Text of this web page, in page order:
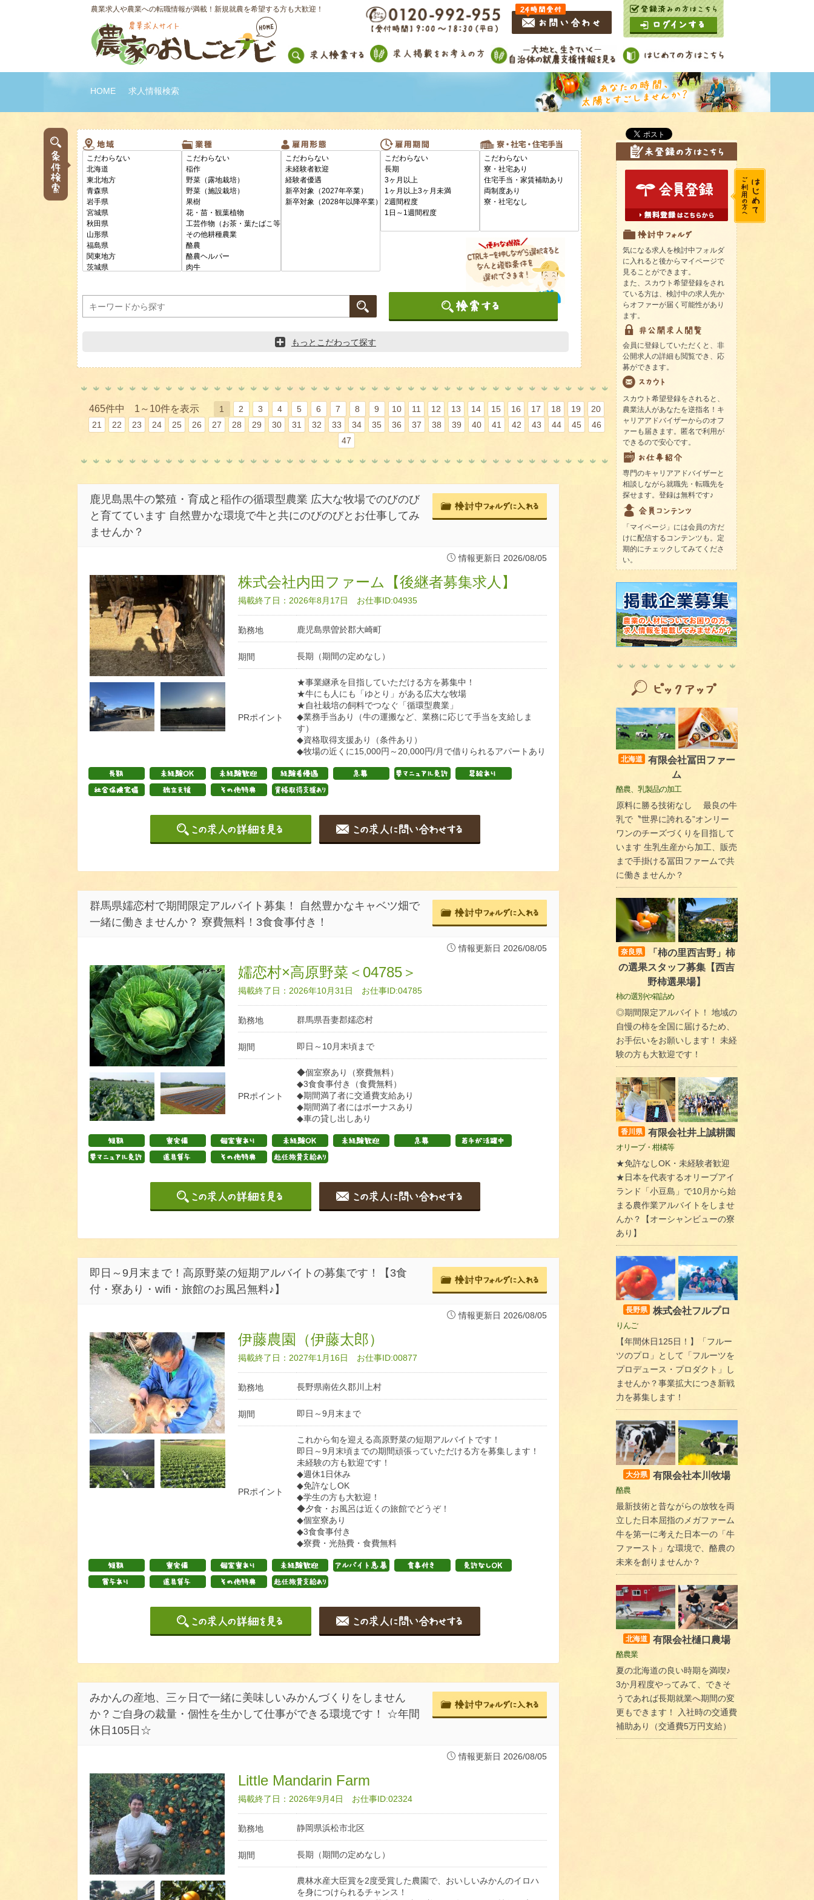
農業求人や農業への転職情報が満載！新規就農を希望する方も大歓迎！
HOME 求人情報検索
もっとこだわって探す
465件中 1～10件を表示 1 2 3 4 5 6 7 8 9 10 11 12 13 14 15 16 17 18 19
20
21
22 23 24 25 26 27 28 29 30 31 32 33 34 35 36 37 38 39 40 41 42 43 44 45
46
47
鹿児島黒牛の繁殖・育成と稲作の循環型農業 広大な牧場でのびのび
と育てています 自然豊かな環境で牛と共にのびのびとお仕事してみ
ませんか？
情報更新日 2026/08/05
株式会社内田ファーム【後継者募集求人】
掲載終了日：2026年8月17日 お仕事ID:04935
勤務地 鹿児島県曽於郡大崎町
期間 長期（期間の定めなし）
PRポイント
★事業継承を目指していただける方を募集中！
★牛にも人にも「ゆとり」がある広大な牧場
★自社栽培の飼料でつなぐ「循環型農業」
◆業務手当あり（牛の運搬など、業務に応じて手当を支給しま
す）
◆資格取得支援あり（条件あり）
◆牧場の近くに15,000円～20,000円/月で借りられるアパートあり
群馬県嬬恋村で期間限定アルバイト募集！ 自然豊かなキャベツ畑で
一緒に働きませんか？ 寮費無料！3食食事付き！
情報更新日 2026/08/05
嬬恋村×高原野菜＜04785＞
掲載終了日：2026年10月31日 お仕事ID:04785
勤務地 群馬県吾妻郡嬬恋村
期間 即日～10月末頃まで
PRポイント
◆個室寮あり（寮費無料）
◆3食食事付き（食費無料）
◆期間満了者に交通費支給あり
◆期間満了者にはボーナスあり
◆車の貸し出しあり
即日～9月末まで！高原野菜の短期アルバイトの募集です！【3食
付・寮あり・wifi・旅館のお風呂無料♪】
情報更新日 2026/08/05
伊藤農園（伊藤太郎）
掲載終了日：2027年1月16日 お仕事ID:00877
勤務地 長野県南佐久郡川上村
期間 即日～9月末まで
PRポイント
これから旬を迎える高原野菜の短期アルバイトです！
即日～9月末頃までの期間頑張っていただける方を募集します！
未経験の方も歓迎です！
◆週休1日休み
◆免許なしOK
◆学生の方も大歓迎！
◆夕食・お風呂は近くの旅館でどうぞ！
◆個室寮あり
◆3食食事付き
◆寮費・光熱費・食費無料
みかんの産地、三ヶ日で一緒に美味しいみかんづくりをしません
か？ご自身の裁量・個性を生かして仕事ができる環境です！ ☆年間
休日105日☆
情報更新日 2026/08/05
Little Mandarin Farm
掲載終了日：2026年9月4日 お仕事ID:02324
勤務地 静岡県浜松市北区
期間 長期（期間の定めなし）
農林水産大臣賞を2度受賞した農園で、おいしいみかんのイロハ
を身につけられるチャンス！
気になる求人を検討中フォルダ
に入れると後からマイページで
見ることができます。
また、スカウト希望登録をされ
ている方は、検討中の求人先か
らオファーが届く可能性があり
ます。
会員に登録していただくと、非
公開求人の詳細も閲覧でき、応
募ができます。
スカウト希望登録をされると、
農業法人があなたを逆指名！キ
ャリアアドバイザーからのオフ
ァーも届きます。匿名で利用が
できるので安心です。
専門のキャリアアドバイザーと
相談しながら就職先・転職先を
探せます。登録は無料です♪
「マイページ」には会員の方だ
けに配信するコンテンツも。定
期的にチェックしてみてくださ
い。
北海道
有限会社冨田ファー
ム
酪農、乳製品の加工
原料に勝る技術なし 最良の牛
乳で〝世界に誇れる”オンリー
ワンのチーズづくりを目指して
います 生乳生産から加工、販売
まで手掛ける冨田ファームで共
に働きませんか？
奈良県
「柿の里西吉野」柿
の選果スタッフ募集【西吉
野柿選果場】
柿の選別や箱詰め
◎期間限定アルバイト！ 地域の
自慢の柿を全国に届けるため、
お手伝いをお願いします！ 未経
験の方も大歓迎です！
香川県 有限会社井上誠耕園
オリーブ・柑橘等
★免許なしOK・未経験者歓迎
★日本を代表するオリーブアイ
ランド「小豆島」で10月から始
まる農作業アルバイトをしませ
んか？【オーシャンビューの寮
あり】
長野県 株式会社フルプロ
りんご
【年間休日125日！】「フルー
ツのプロ」として「フルーツを
プロデュース・プロダクト」し
ませんか？事業拡大につき新戦
力を募集します！
大分県 有限会社本川牧場
酪農
最新技術と昔ながらの放牧を両
立した日本屈指のメガファーム
牛を第一に考えた日本一の「牛
ファースト」な環境で、酪農の
未来を創りませんか？
北海道 有限会社樋口農場
酪農業
夏の北海道の良い時期を満喫♪
3か月程度やってみて、できそ
うであれば長期就業へ期間の変
更もできます！ 入社時の交通費
補助あり（交通費5万円支給）